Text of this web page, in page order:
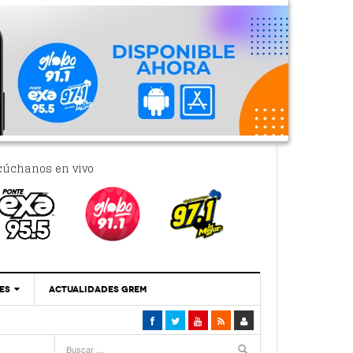
en vivo
‘Se Vale Soñar Con Una Contraloría Ciudadana’
ACTUALIDADES GREM